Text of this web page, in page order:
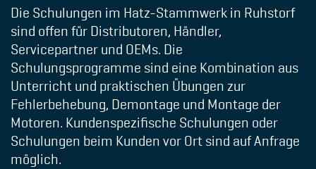
Die Schulungen im Hatz-Stammwerk in Ruhstorf
sind offen für Distributoren, Händler,
Servicepartner und OEMs. Die
Schulungsprogramme sind eine Kombination aus
Unterricht und praktischen Übungen zur
Fehlerbehebung, Demontage und Montage der
Motoren. Kundenspezifische Schulungen oder
Schulungen beim Kunden vor Ort sind auf Anfrage
möglich.